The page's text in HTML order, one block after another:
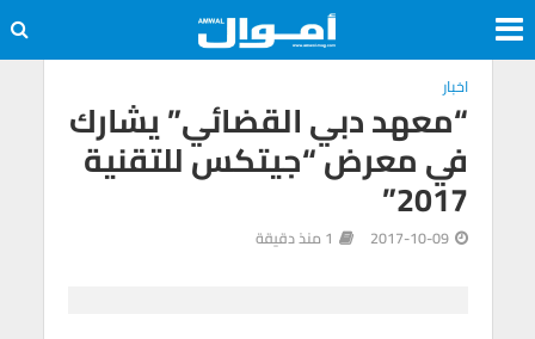
اخبار
“معهد دبي القضائي” يشارك
في معرض “جيتكس للتقنية
2017”
2017-10-09 1 منذ دقيقة